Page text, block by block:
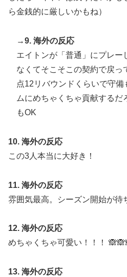
人が続出
外国人「初めてトラウマにな
何？」
▶
【海外の反応】52歳イチロ
な…」
ら金銭的に厳しいかもね）
→9. 海外の反応
エイトンが「普通」にプレー
なくてそこそこの契約で戻っ
点12リバウンドくらいで守
ムにめちゃくちゃ貢献するだ
もOK
10. 海外の反応
この3人本当に大好き！
11. 海外の反応
雰囲気最高。シーズン開始が待
12. 海外の反応
めちゃくちゃ可愛い！！！
13. 海外の反応